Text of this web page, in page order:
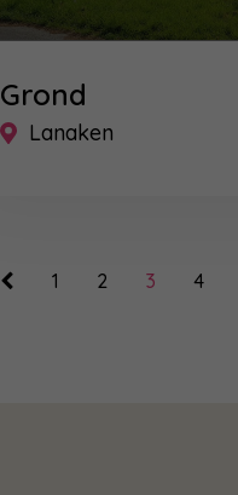
Lanaken
Grond
1 2 3 4